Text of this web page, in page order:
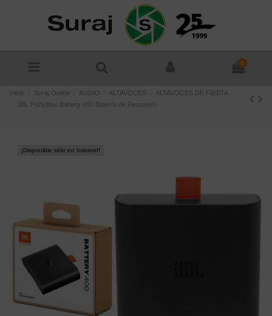
0
Inicio Suraj Online AUDIO ALTAVOCES
ALTAVOCES DE FIESTA
JBL PartyBox Battery 400 Batería de Repuesto
¡Disponible sólo en Internet!